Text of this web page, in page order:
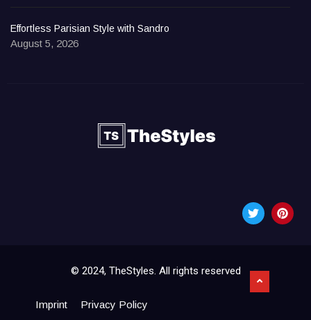
Effortless Parisian Style with Sandro
August 5, 2026
© 2024, TheStyles. All rights reserved
Imprint Privacy Policy